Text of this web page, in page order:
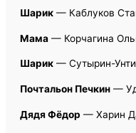
Шарик — Каблуков
Мама — Корчагина
Шарик — Сутырин-
Почтальон Печкин —
Дядя Фёдор — Харин